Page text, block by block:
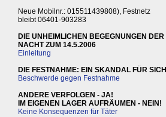
Neue Mobilnr.: 015511439808), Festnetz
bleibt 06401-903283
DIE UNHEIMLICHEN BEGEGNUNGEN DER
NACHT ZUM 14.5.2006
Einleitung
DIE FESTNAHME: EIN SKANDAL FÜR SICH
Beschwerde gegen Festnahme
ANDERE VERFOLGEN - JA!
IM EIGENEN LAGER AUFRÄUMEN - NEIN!
Keine Konsequenzen für Täter